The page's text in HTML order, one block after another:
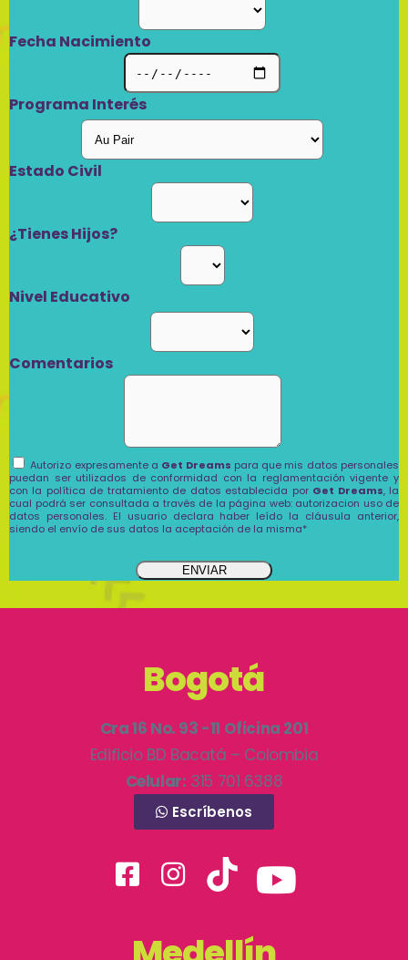
Fecha Nacimiento
Programa Interés
Estado Civil
¿Tienes Hijos?
Nivel Educativo
Comentarios
Autorizo expresamente a Get Dreams para que mis datos personales
puedan ser utilizados de conformidad con la reglamentación vigente y
con la política de tratamiento de datos establecida por Get Dreams, la
cual podrá ser consultada a través de la página web: autorizacion uso de
datos personales. El usuario declara haber leído la cláusula anterior,
siendo el envío de sus datos la aceptación de la misma*
ENVIAR
Bogotá
Cra 16 No. 93 -11 Oficina 201
Edificio BD Bacatá – Colombia
Celular: 315 701 6388
Escríbenos